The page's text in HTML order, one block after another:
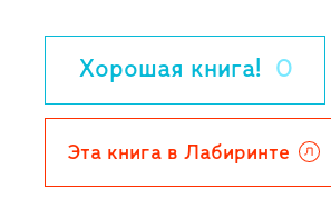
Хорошая книга! 0
Эта книга в Лабиринте